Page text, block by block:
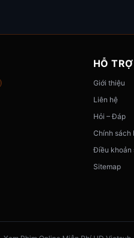
HỖ TRỢ
Giới thiệu
Liên hệ
Hỏi – Đáp
Chính sách
Điều khoản
Sitemap